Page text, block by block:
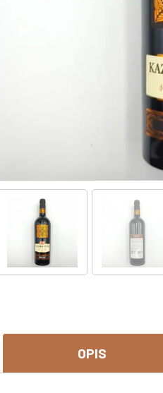
OPIS